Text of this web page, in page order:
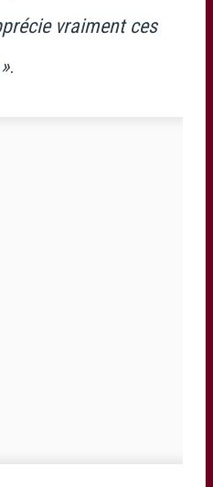
vraiment ces
.